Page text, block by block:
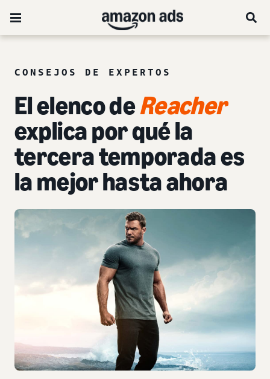
CONSEJOS DE EXPERTOS
El elenco deReacher
explica por qué la
tercera temporada es
la mejor hasta ahora